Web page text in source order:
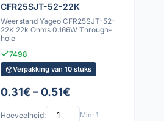
CFR25SJT-52-22K
Weerstand Yageo CFR25SJT-52-
22K 22k Ohms 0.166W Through-
hole
7498
Verpakking van 10 stuks
0.31€ – 0.51€
Hoeveelheid: Min: 1